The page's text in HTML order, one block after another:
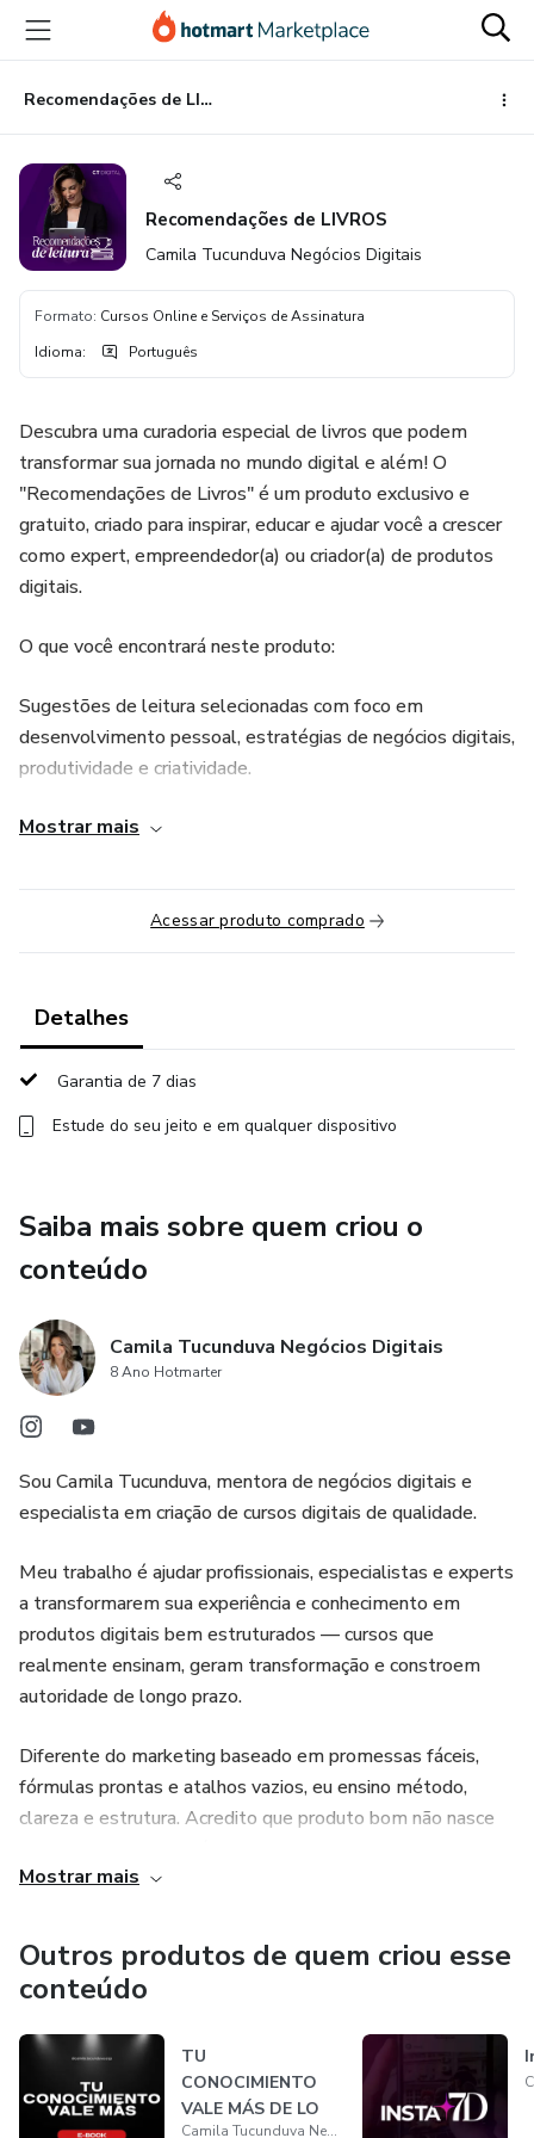
para
conteúdo
principal
para
pagamento
para
rodapé
Recomendações de LIVROS
Recomendações de LIVROS
Camila Tucunduva Negócios Digitais
Formato: Cursos Online e Serviços de Assinatura
Idioma: Português
Descubra uma curadoria especial de livros que podem
transformar sua jornada no mundo digital e além! O
"Recomendações de Livros" é um produto exclusivo e
gratuito, criado para inspirar, educar e ajudar você a crescer
como expert, empreendedor(a) ou criador(a) de produtos
digitais.
O que você encontrará neste produto:
Sugestões de leitura selecionadas com foco em
desenvolvimento pessoal, estratégias de negócios digitais,
produtividade e criatividade.
Indicações práticas que podem ser aplicadas diretamente
Um recurso contínuo para enriquecer sua jornada de
aprendizado e impulsionar seus resultados.
Este produto foi pensado para agregar valor à sua
trajetória no digital, ajudando você a se destacar e a
alcançar o próximo nível, enquanto descobre novos
Fortaleça sua base de conhecimento com materiais de
desenvolvendo como um expert.
Explore conteúdos que complementam sua jornada e
prepare-se para novas oportunidades dentro da nossa
Comece agora e transforme suas leituras em poderosas
Mostrar mais
Acessar produto comprado
Detalhes
Garantia de 7 dias
Estude do seu jeito e em qualquer dispositivo
Saiba mais sobre quem criou o
conteúdo
Camila Tucunduva Negócios Digitais
8 Ano Hotmarter
Sou Camila Tucunduva, mentora de negócios digitais e
especialista em criação de cursos digitais de qualidade.
Meu trabalho é ajudar profissionais, especialistas e experts
a transformarem sua experiência e conhecimento em
produtos digitais bem estruturados — cursos que
realmente ensinam, geram transformação e constroem
autoridade de longo prazo.
Diferente do marketing baseado em promessas fáceis,
fórmulas prontas e atalhos vazios, eu ensino método,
clareza e estrutura. Acredito que produto bom não nasce
boa arquitetura de aprendizado.
Ao longo dos últimos anos, já ajudei milhares de alunos a
criarem cursos, mentorias e produtos digitais com
consistência, propósito e resultado — sempre com foco
em ensinar bem, vender com verdade e construir negócios
digitais sustentáveis.
Aqui você vai encontrar cursos, mentorias e treinamentos
Mostrar mais
Outros produtos de quem criou esse
conteúdo
TU
CONOCIMIENTO
VALE MÁS DE LO
Camila Tucunduva Negócios Digitais